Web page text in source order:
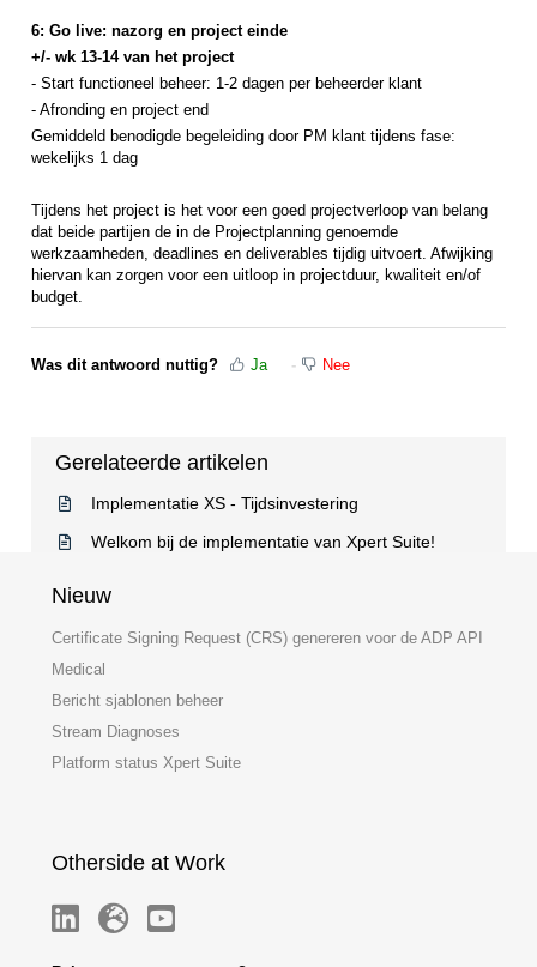
6: Go live: nazorg en project einde
+/- wk 13-14 van het project
- Start functioneel beheer: 1-2 dagen per beheerder klant
- Afronding en project end
Gemiddeld benodigde begeleiding door PM klant tijdens fase:
wekelijks 1 dag
Tijdens het project is het voor een goed projectverloop van belang
dat beide partijen de in de Projectplanning genoemde
werkzaamheden, deadlines en deliverables tijdig uitvoert. Afwijking
hiervan kan zorgen voor een uitloop in projectduur, kwaliteit en/of
budget.
Was dit antwoord nuttig? Ja Nee
Gerelateerde artikelen
Implementatie XS - Tijdsinvestering
Welkom bij de implementatie van Xpert Suite!
Nieuw
Certificate Signing Request (CRS) genereren voor de ADP API
Medical
Bericht sjablonen beheer
Stream Diagnoses
Platform status Xpert Suite
Otherside at Work